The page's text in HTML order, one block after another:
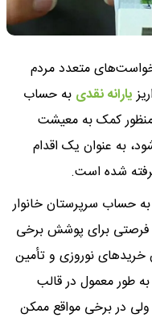
متعدد مردم
یارانه نقدی به حساب
کمک به معیشت
به عنوان یک اقدام
شده است.
حساب سرپرستان خانوار
فرصتی برای پوشش برخی
نوروزی و تأمین
طور معمول در قالب
در برخی مواقع ممکن